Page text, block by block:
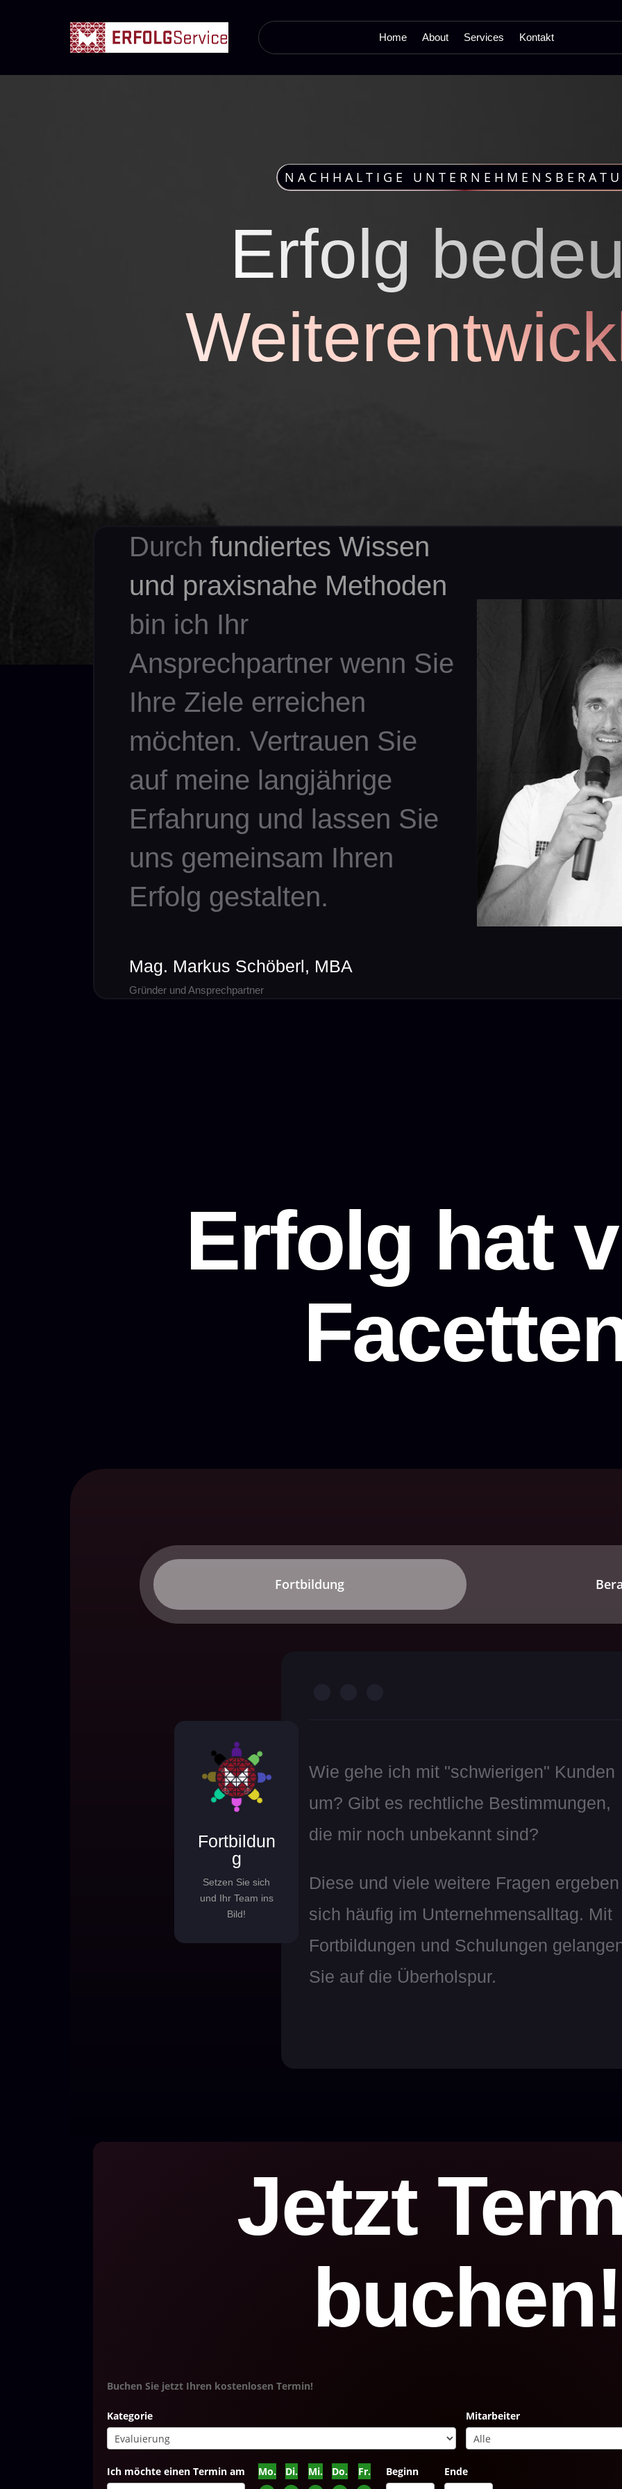
Home About Services Kontakt
NACHHALTIGE
Erfolg
Durchfundiertes Wissen
und praxisnahe Methoden
bin ich Ihr
Ansprechpartner wenn Sie
Ihre Ziele erreichen
möchten. Vertrauen Sie
auf meine langjährige
Erfahrung und lassen Sie
uns gemeinsam Ihren
Erfolg gestalten.
Mag. Markus Schöberl, MBA
Gründer und Ansprechpartner
Erfolg hat
Fortbildung
Fortbildun
g
Setzen Sie sich
und Ihr Team ins
Bild!
Wie gehe ich mit "schwierigen" Kunden
um? Gibt es rechtliche Bestimmungen,
die mir noch unbekannt sind?
Diese und viele weitere Fragen ergeben
sich häufig im Unternehmensalltag. Mit
Fortbildungen und Schulungen
Sie auf die Überholspur.
Jetzt
buchen!
Buchen Sie jetzt Ihren kostenlosen Termin!
Kategorie Mitarbeiter
Ich möchte einen Termin am Mo. Di. Mi. Do. Fr. Beginn Ende